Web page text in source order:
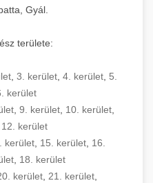
Gyál.
területe:
, 3. kerület, 4. kerület, 5.
kerület
, 9. kerület, 10. kerület,
12. kerület
kerület, 15. kerület, 16.
, 18. kerület
kerület, 21. kerület,